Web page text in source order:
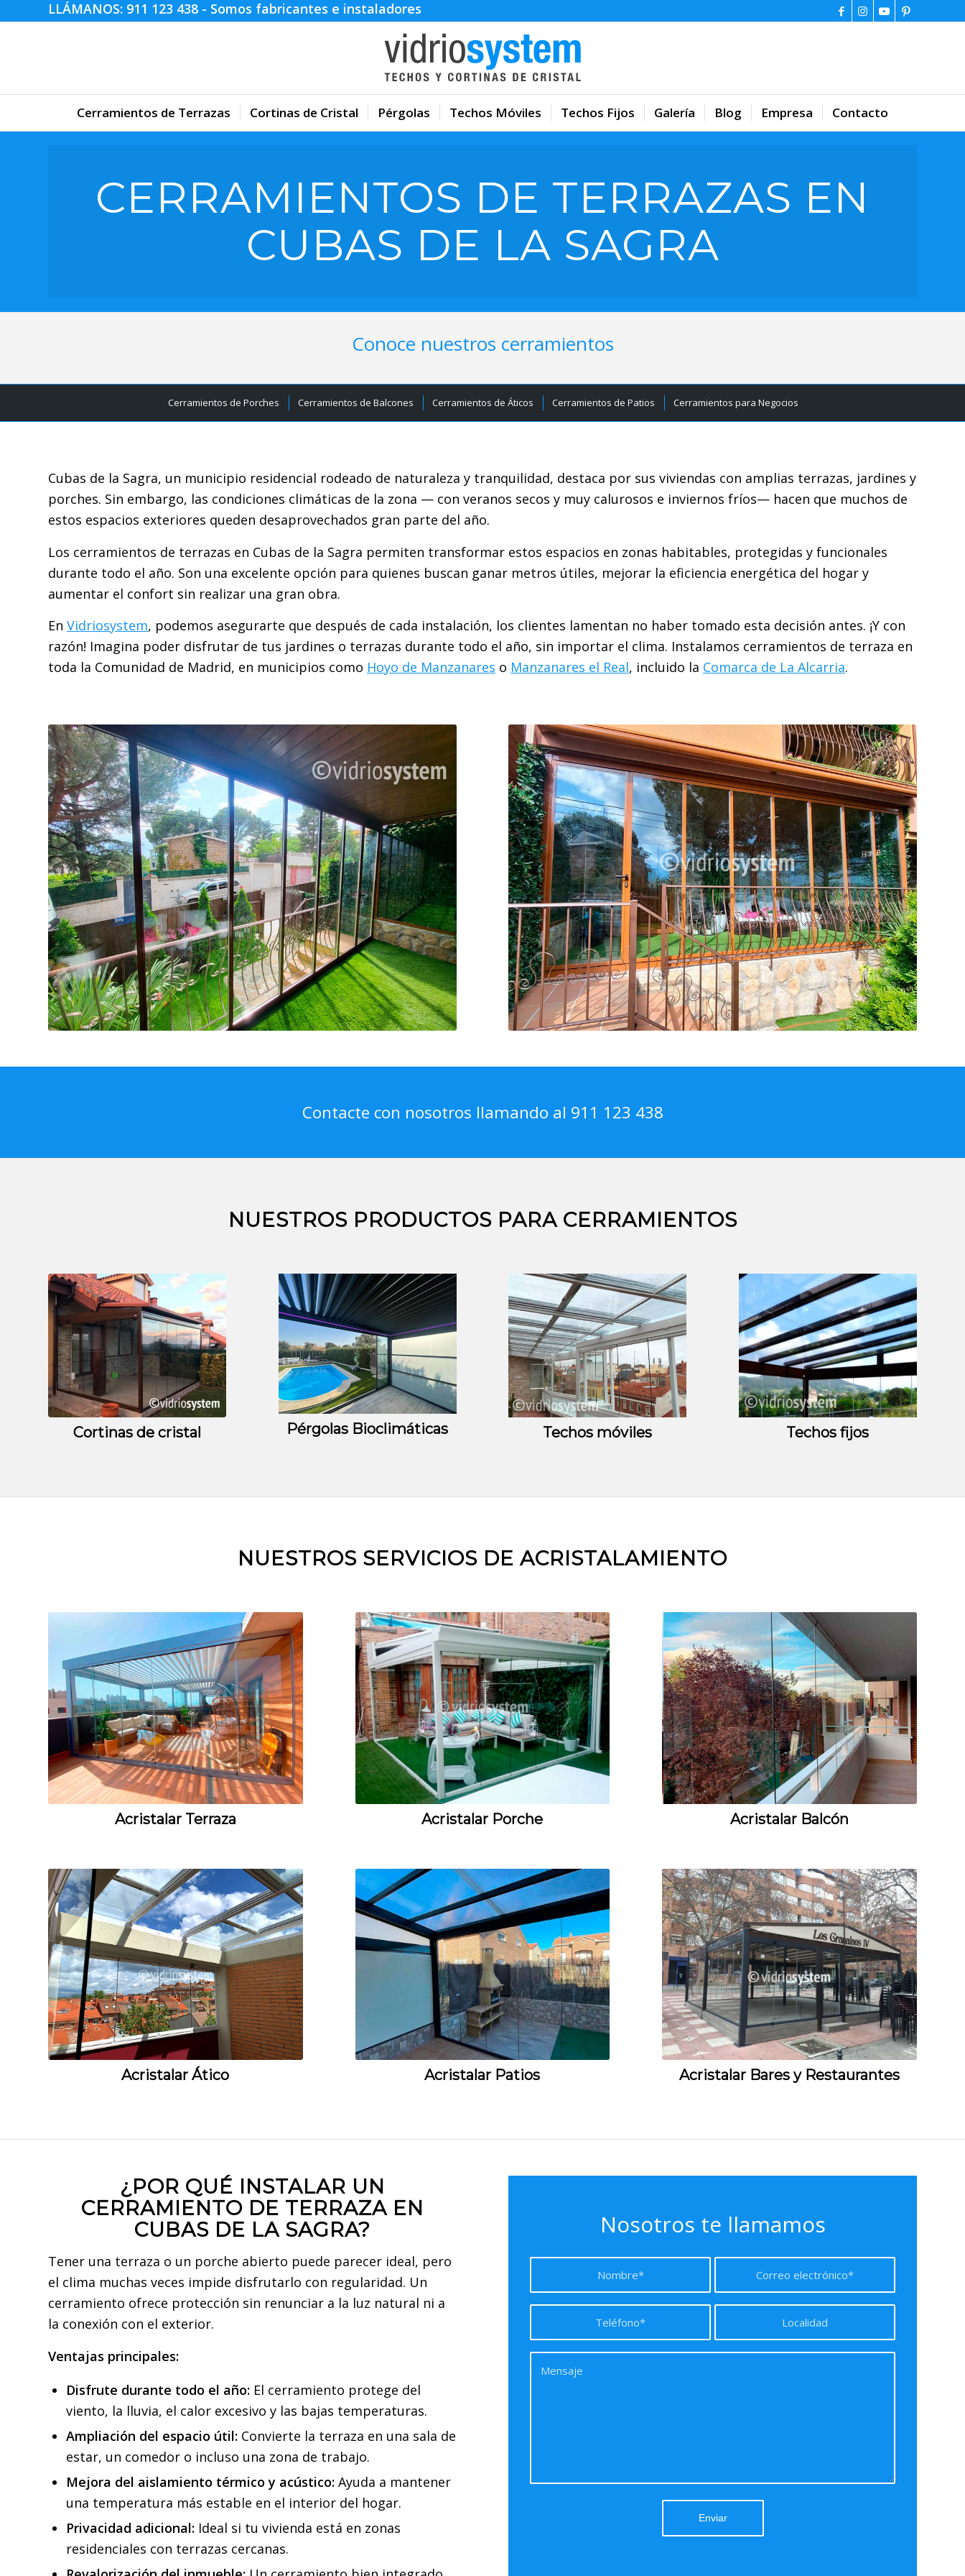
LLÁMANOS: 911 123 438 - Somos fabricantes e instaladores
Cerramientos de Terrazas Cortinas de Cristal Pérgolas Techos Móviles Techos Fijos Galería Blog Empresa Contacto
CERRAMIENTOS DE TERRAZAS EN
CUBAS DE LA SAGRA
Conoce nuestros cerramientos
Cerramientos de Porches Cerramientos de Balcones Cerramientos de Áticos Cerramientos de Patios Cerramientos para Negocios
Cubas de la Sagra, un municipio residencial rodeado de naturaleza y tranquilidad, destaca por sus viviendas con amplias terrazas, jardines y
porches. Sin embargo, las condiciones climáticas de la zona — con veranos secos y muy calurosos e inviernos fríos— hacen que muchos de
estos espacios exteriores queden desaprovechados gran parte del año.
Los cerramientos de terrazas en Cubas de la Sagra permiten transformar estos espacios en zonas habitables, protegidas y funcionales
durante todo el año. Son una excelente opción para quienes buscan ganar metros útiles, mejorar la eficiencia energética del hogar y
aumentar el confort sin realizar una gran obra.
En Vidriosystem, podemos asegurarte que después de cada instalación, los clientes lamentan no haber tomado esta decisión antes. ¡Y con
razón! Imagina poder disfrutar de tus jardines o terrazas durante todo el año, sin importar el clima. Instalamos cerramientos de terraza en
toda la Comunidad de Madrid, en municipios como Hoyo de Manzanares o Manzanares el Real, incluido la Comarca de La Alcarria.
Contacte con nosotros llamando al 911 123 438
NUESTROS PRODUCTOS PARA CERRAMIENTOS
Cortinas de cristal Pérgolas Bioclimáticas Techos móviles Techos fijos
NUESTROS SERVICIOS DE ACRISTALAMIENTO
Acristalar Terraza Acristalar Porche Acristalar Balcón
Acristalar Ático Acristalar Patios Acristalar Bares y Restaurantes
¿POR QUÉ INSTALAR UN
CERRAMIENTO DE TERRAZA EN
CUBAS DE LA SAGRA?
Tener una terraza o un porche abierto puede parecer ideal, pero
el clima muchas veces impide disfrutarlo con regularidad. Un
cerramiento ofrece protección sin renunciar a la luz natural ni a
la conexión con el exterior.
Ventajas principales:
Disfrute durante todo el año: El cerramiento protege del
viento, la lluvia, el calor excesivo y las bajas temperaturas.
Ampliación del espacio útil: Convierte la terraza en una sala de
estar, un comedor o incluso una zona de trabajo.
Mejora del aislamiento térmico y acústico: Ayuda a mantener
una temperatura más estable en el interior del hogar.
Privacidad adicional: Ideal si tu vivienda está en zonas
residenciales con terrazas cercanas.
Nosotros te llamamos